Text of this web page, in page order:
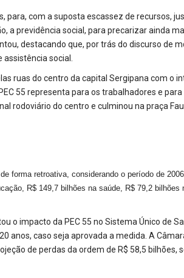
para, com a suposta escassez de recursos,
a previdência social, para precarizar ainda
destacando que, por trás do discurso de
social.
ruas do centro da capital Sergipana com o
55 representa para os trabalhadores e para
rodoviário do centro e culminou na praça
forma retroativa, considerando o período de
R$ 149,7 bilhões na saúde, R$ 79,2 bilhões
o impacto da PEC 55 no Sistema Único de
anos, caso seja aprovada a medida. A
de perdas da ordem de R$ 58,5 bilhões,